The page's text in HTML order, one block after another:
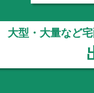
大型・大量など